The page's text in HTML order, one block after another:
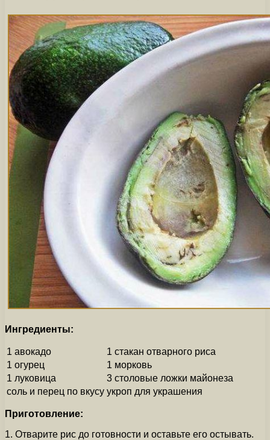
Ингредиенты:
1 авокадо
1 стакан отварного риса
1 огурец
1 морковь
1 луковица
3 столовые ложки майонеза
соль и перец по вкусу укроп для украшения
Приготовление:
1. Отварите рис до готовности и оставьте его остывать.